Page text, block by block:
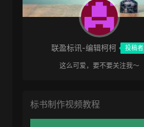
联盈标讯-编辑柯柯 投稿者
这么可爱，要不要关注我～
标书制作视频教程